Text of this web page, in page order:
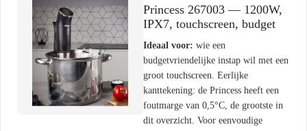
Princess 267003 — 1200W,
IPX7, touchscreen, budget
Ideaal voor: wie een
budgetvriendelijke instap wil met een
groot touchscreen. Eerlijke
kanttekening: de Princess heeft een
foutmarge van 0,5°C, de grootste in
dit overzicht. Voor eenvoudige